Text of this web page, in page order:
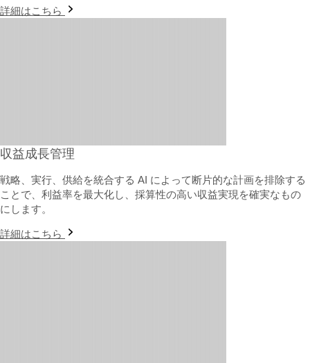
詳細はこちら
収益成長管理
戦略、実行、供給を統合する AI によって断片的な計画を排除する
ことで、利益率を最大化し、採算性の高い収益実現を確実なもの
にします。
詳細はこちら